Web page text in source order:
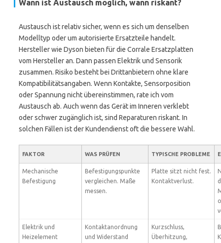
Wann ist Austausch möglich, wann riskant?
Austausch ist relativ sicher, wenn es sich um denselben
Modelltyp oder um autorisierte Ersatzteile handelt.
Hersteller wie Dyson bieten für die Corrale Ersatzplatten
vom Hersteller an. Dann passen Elektrik und Sensorik
zusammen. Risiko besteht bei Drittanbietern ohne klare
Kompatibilitätsangaben. Wenn Kontakte, Sensorposition
oder Spannung nicht übereinstimmen, rate ich vom
Austausch ab. Auch wenn das Gerät im Inneren verklebt
oder schwer zugänglich ist, sind Reparaturen riskant. In
solchen Fällen ist der Kundendienst oft die bessere Wahl.
FAKTOR WAS PRÜFEN TYPISCHE PROBLEME
Mechanische
Befestigung
Befestigungspunkte
vergleichen. Maße
messen.
Platte sitzt nicht fest.
Kontaktverlust.
Elektrik und
Heizelement
Kontaktanordnung
und Widerstand
Kurzschluss,
Überhitzung,